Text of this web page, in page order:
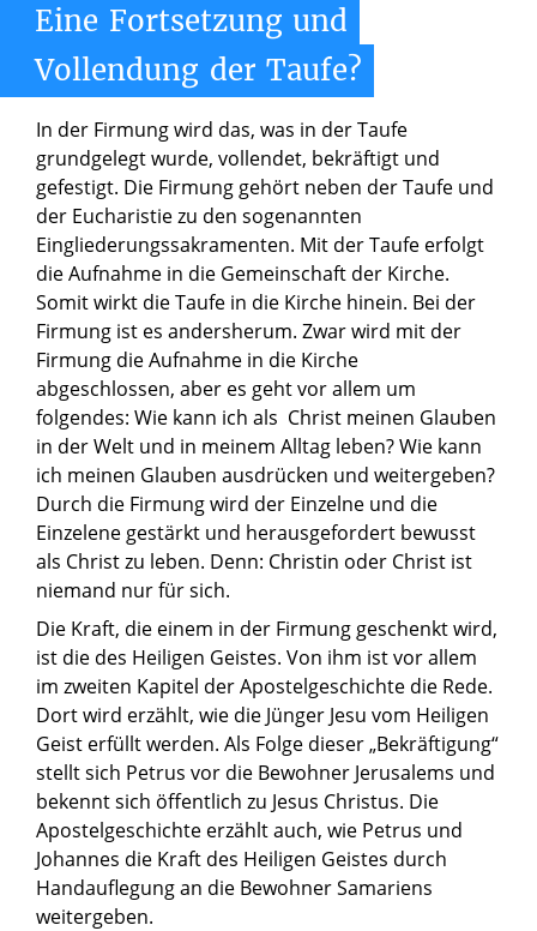
Eine Fortsetzung und
Vollendung der Taufe?
In der Firmung wird das, was in der Taufe
grundgelegt wurde, vollendet, bekräftigt und
gefestigt. Die Firmung gehört neben der Taufe und
der Eucharistie zu den sogenannten
Eingliederungssakramenten. Mit der Taufe erfolgt
die Aufnahme in die Gemeinschaft der Kirche.
Somit wirkt die Taufe in die Kirche hinein. Bei der
Firmung ist es andersherum. Zwar wird mit der
Firmung die Aufnahme in die Kirche
abgeschlossen, aber es geht vor allem um
folgendes: Wie kann ich als Christ meinen Glauben
in der Welt und in meinem Alltag leben? Wie kann
ich meinen Glauben ausdrücken und weitergeben?
Durch die Firmung wird der Einzelne und die
Einzelene gestärkt und herausgefordert bewusst
als Christ zu leben. Denn: Christin oder Christ ist
niemand nur für sich.
Die Kraft, die einem in der Firmung geschenkt wird,
ist die des Heiligen Geistes. Von ihm ist vor allem
im zweiten Kapitel der Apostelgeschichte die Rede.
Dort wird erzählt, wie die Jünger Jesu vom Heiligen
Geist erfüllt werden. Als Folge dieser „Bekräftigung“
stellt sich Petrus vor die Bewohner Jerusalems und
bekennt sich öffentlich zu Jesus Christus. Die
Apostelgeschichte erzählt auch, wie Petrus und
Johannes die Kraft des Heiligen Geistes durch
Handauflegung an die Bewohner Samariens
weitergeben.